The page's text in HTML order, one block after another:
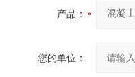
产品：
您的单位：